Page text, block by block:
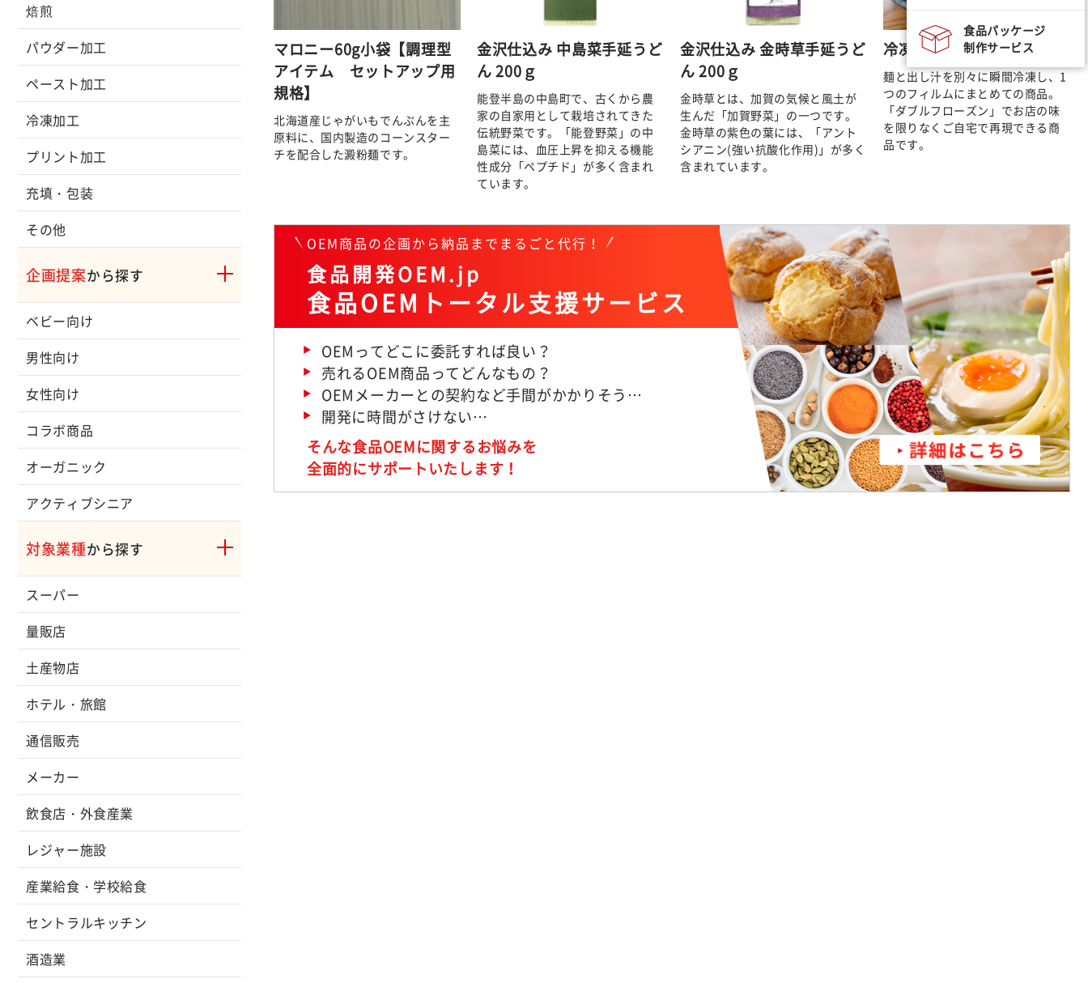
焙煎
パウダー加工
ペースト加工
冷凍加工
プリント加工
充填・包装
その他
企画提案から探す
ベビー向け
男性向け
女性向け
コラボ商品
オーガニック
アクティブシニア
対象業種から探す
スーパー
量販店
土産物店
ホテル・旅館
通信販売
メーカー
飲食店・外食産業
レジャー施設
産業給食・学校給食
セントラルキッチン
酒造業
マロニー60g小袋【調理型
アイテム セットアップ用
規格】
北海道産じゃがいもでんぷんを主
原料に、国内製造のコーンスター
チを配合した澱粉麺です。
金沢仕込み 中島菜手延うど
ん 200ｇ
能登半島の中島町で、古くから農
家の自家用として栽培されてきた
伝統野菜です。「能登野菜」の中
島菜には、血圧上昇を抑える機能
性成分「ペプチド」が多く含まれ
ています。
金沢仕込み 金時草手延うど
ん 200ｇ
金時草とは、加賀の気候と風土が
生んだ「加賀野菜」の一つです。
金時草の紫色の葉には、「アント
シアニン(強い抗酸化作用)」が多く
含まれています。
冷凍うどん
麺と出し汁を別々に瞬間冷凍し、1
つのフィルムにまとめての商品。
「ダブルフローズン」でお店の味
を限りなくご自宅で再現できる商
品です。
OEM商品の企画から納品までまるごと代行！
食品開発OEM.jp
食品OEMトータル支援サービス
OEMってどこに委託すれば良い？
売れるOEM商品ってどんなもの？
OEMメーカーとの契約など手間がかかりそう…
開発に時間がさけない…
そんな食品OEMに関するお悩みを
全面的にサポートいたします！
食品パッケージ
制作サービス